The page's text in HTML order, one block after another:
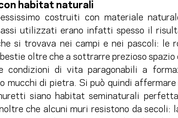
habitat naturali
costruiti con materiale
utilizzati erano infatti spesso il
si trovava nei campi e nei pascoli: le
oltre che a sottrarre prezioso
di vita paragonabili a
mucchi di pietra. Si può quindi affermare
siano habitat seminaturali
che alcuni muri resistono da secoli: